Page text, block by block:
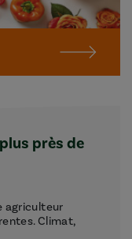
près de
agriculteur
Climat,